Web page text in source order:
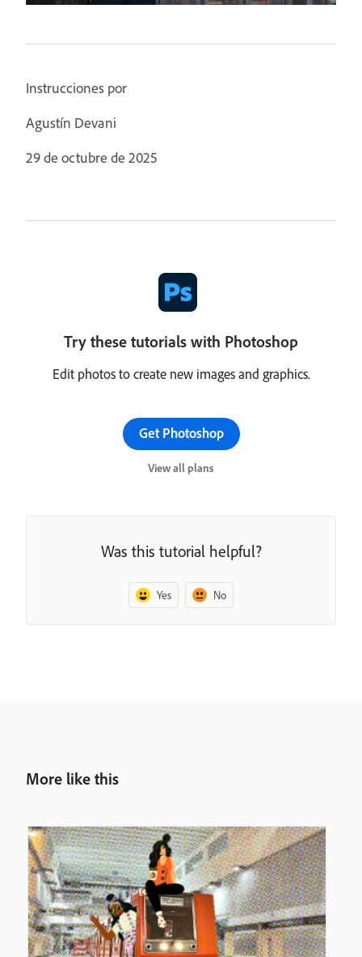
Instrucciones por
Agustín Devani
29 de octubre de 2025
Try these tutorials with Photoshop
Edit photos to create new images and graphics.
Get Photoshop
View all plans
Was this tutorial helpful?
Yes No
More like this